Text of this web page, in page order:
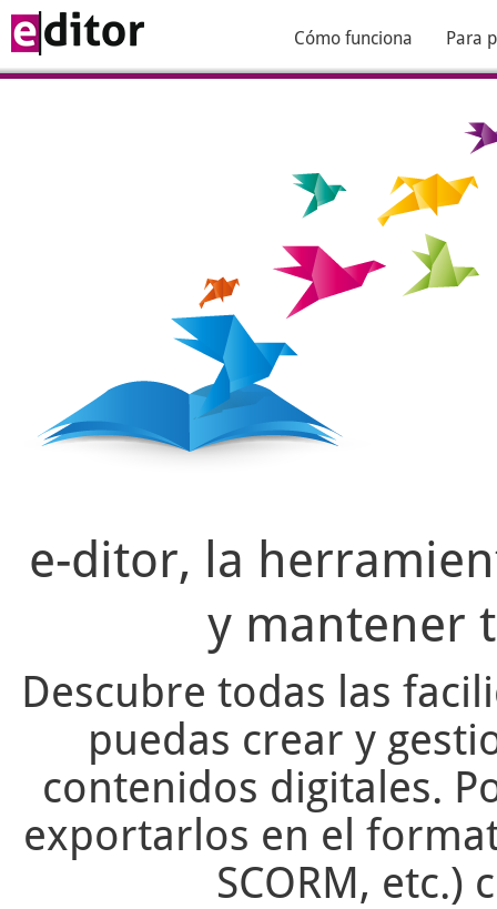
Cómo funciona Para
e-ditor, la
y mantener
Descubre todas las
puedas crear y
contenidos digitales.
exportarlos en el
SCORM, etc.)